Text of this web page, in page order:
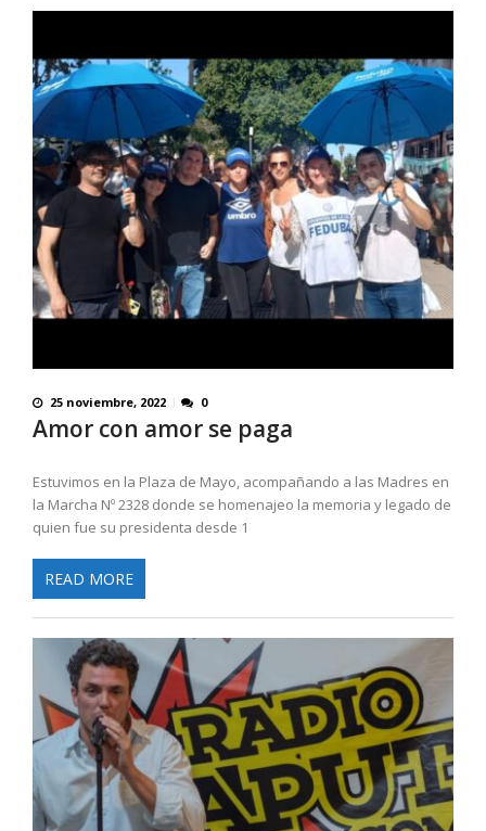
25 noviembre, 2022 0
Amor con amor se paga
Estuvimos en la Plaza de Mayo, acompañando a las Madres en
la Marcha Nº 2328 donde se homenajeo la memoria y legado de
quien fue su presidenta desde 1
READ MORE